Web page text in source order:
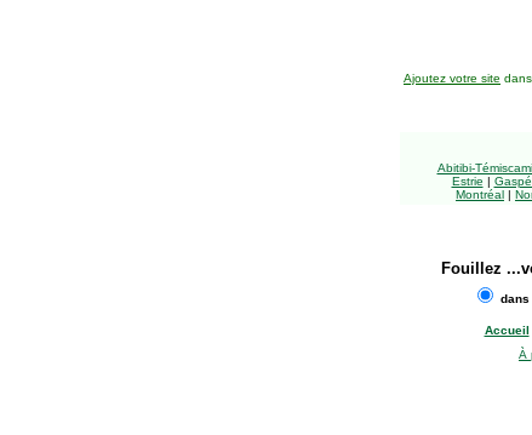
Ajoutez votre site
Abitibi-
Estrie |
Montréal |
Fouillez
dans
Accueil
À